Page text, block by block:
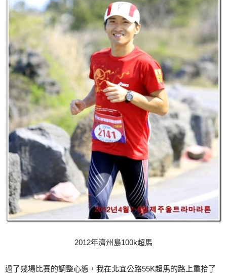
2012年濟州島100k超馬
過了幾場比賽的調整心態，我在北宜公路55K超馬的路上重拾了